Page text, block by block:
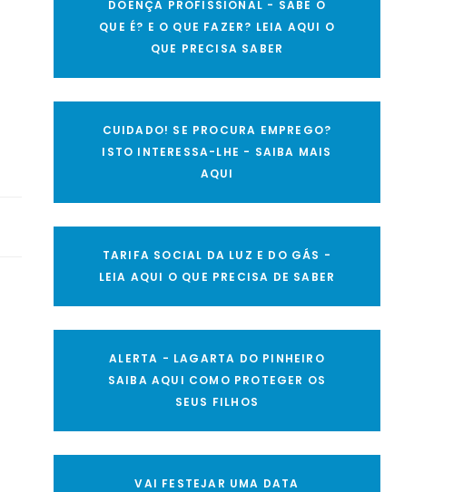
DOENÇA PROFISSIONAL - SABE O
QUE É? E O QUE FAZER? LEIA AQUI O
QUE PRECISA SABER
CUIDADO! SE PROCURA EMPREGO?
ISTO INTERESSA-LHE - SAIBA MAIS
AQUI
TARIFA SOCIAL DA LUZ E DO GÁS -
LEIA AQUI O QUE PRECISA DE SABER
ALERTA - LAGARTA DO PINHEIRO
SAIBA AQUI COMO PROTEGER OS
SEUS FILHOS
VAI FESTEJAR UMA DATA